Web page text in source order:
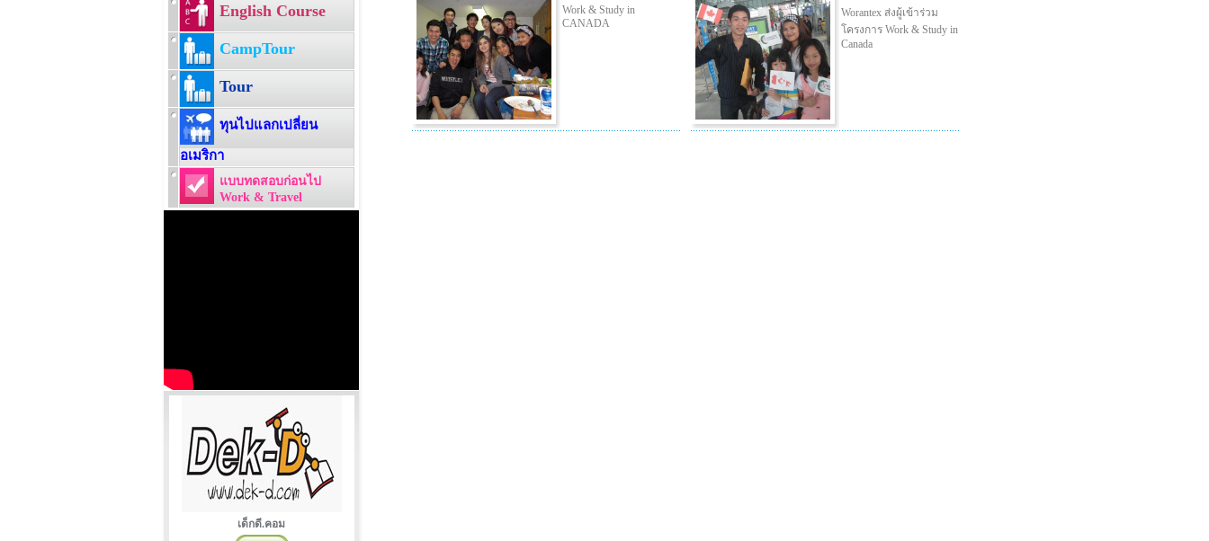
English Course
CampTour
Tour
ทุนไปแลกเปลี่ยน
อเมริกา
แบบทดสอบก่อนไป
Work & Travel
เด็กดี.คอม
Work & Study in
CANADA
Worantex ส่งผู้เข้าร่วม
โครงการ Work & Study in
Canada